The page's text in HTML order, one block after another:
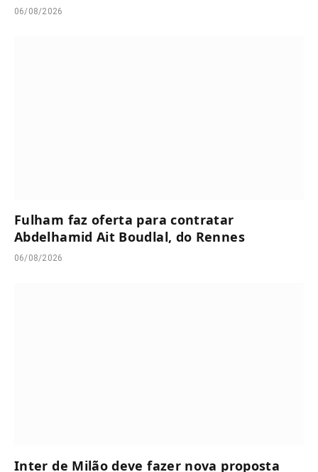
06/08/2026
Fulham faz oferta para contratar
Abdelhamid Ait Boudlal, do Rennes
06/08/2026
Inter de Milão deve fazer nova proposta